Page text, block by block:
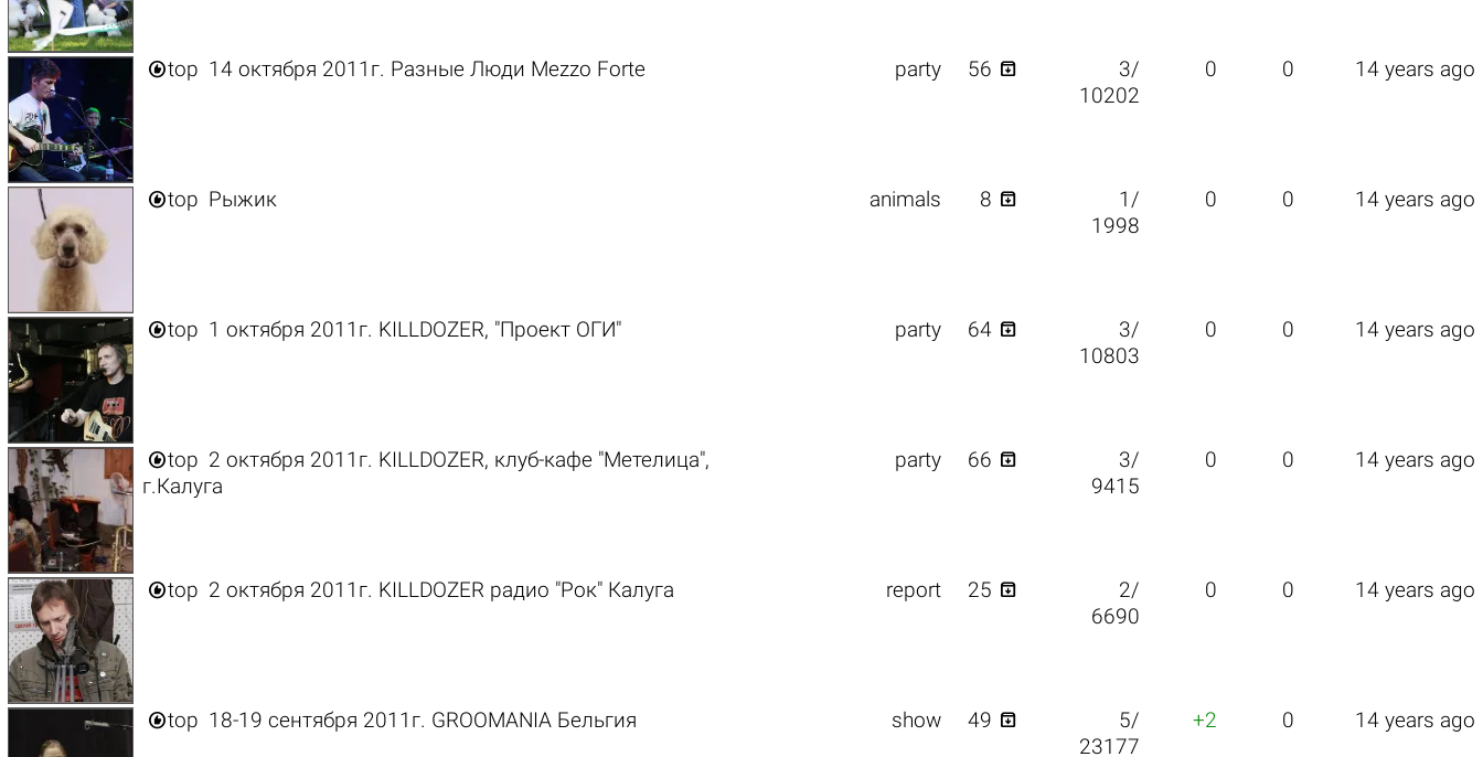
top 14 октября 2011г. Разные Люди Mezzo Forte party 56 
3/
10202
0 0 14 years ago
top Рыжик animals 8 
1/
1998
0 0 14 years ago
top 1 октября 2011г. KILLDOZER, "Проект ОГИ" party 64 
3/
10803
0 0 14 years ago
top 2 октября 2011г. KILLDOZER, клуб-кафе "Метелица",
г.Калуга
party 66 
3/
9415
0 0 14 years ago
top 2 октября 2011г. KILLDOZER радио "Рок" Калуга report 25 
2/
6690
0 0 14 years ago
top 18-19 сентября 2011г. GROOMANIA Бельгия show 49 
5/
23177
+2 0 14 years ago